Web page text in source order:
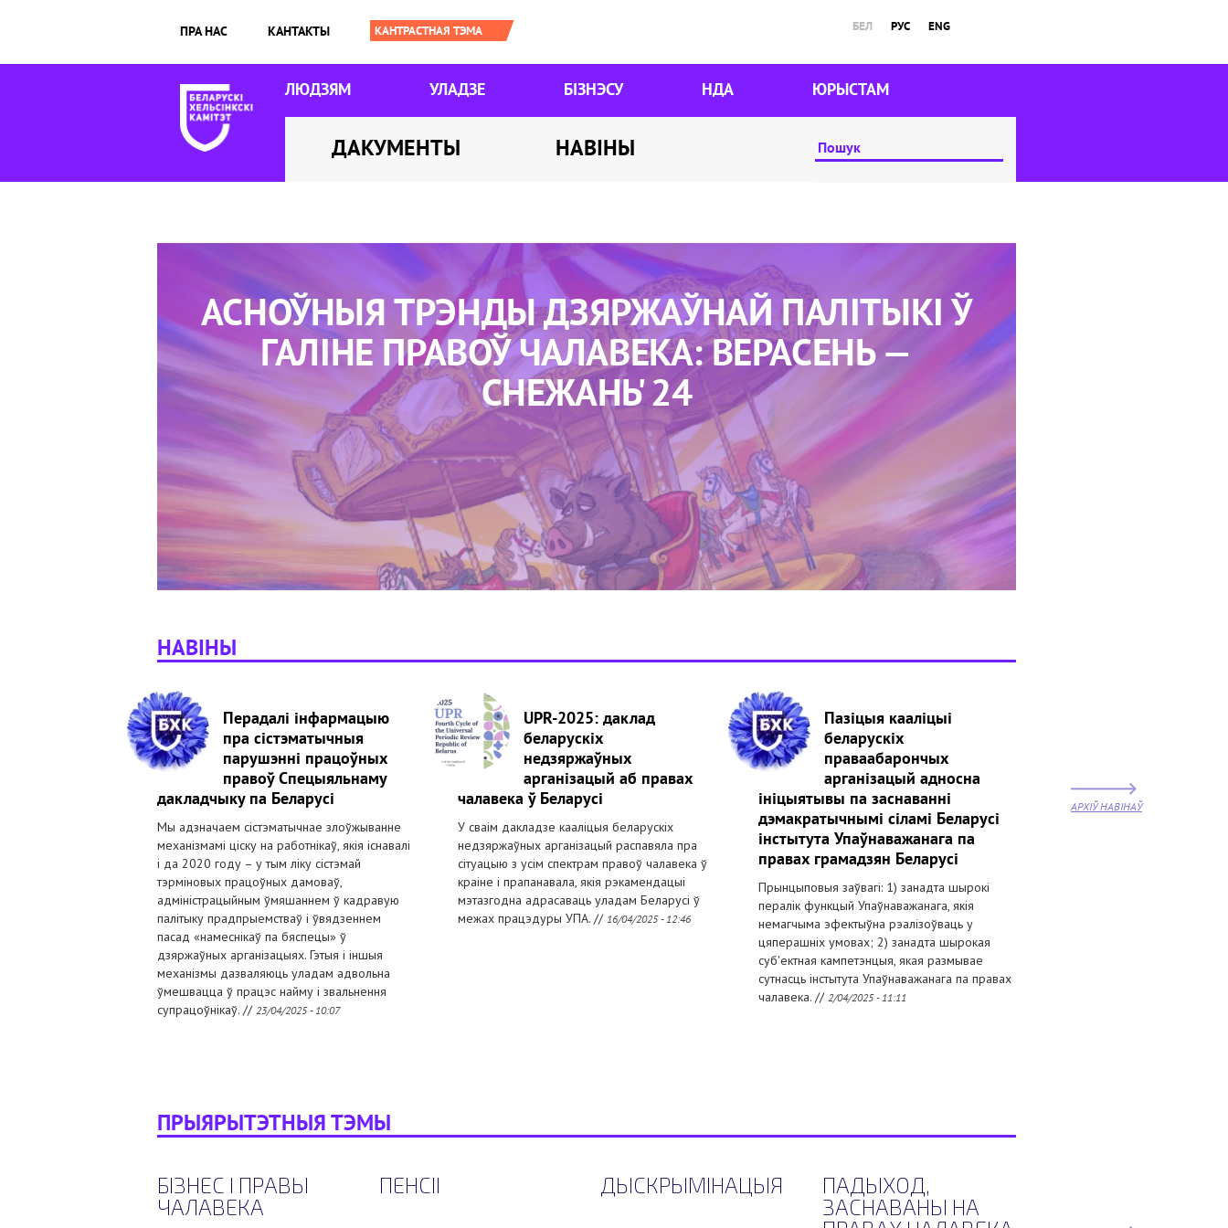
ПРА НАС КАНТАКТЫ БЕЛ РУС ENG
ЛЮДЗЯМ УЛАДЗЕ БІЗНЭСУ НДА ЮРЫСТАМ
ДАКУМЕНТЫ НАВІНЫ
АСНОЎНЫЯ ТРЭНДЫ ДЗЯРЖАЎНАЙ ПАЛІТЫКІ Ў
ГАЛІНЕ ПРАВОЎ ЧАЛАВЕКА: ВЕРАСЕНЬ —
СНЕЖАНЬ' 24
НАВІНЫ
Перадалі інфармацыю
пра сістэматычныя
парушэнні працоўных
правоў Спецыяльнаму
дакладчыку па Беларусі
Мы адзначаем сістэматычнае злоўжыванне
механізмамі ціску на работнікаў, якія існавалі
і да 2020 году – у тым ліку сістэмай
тэрміновых працоўных дамоваў,
адміністрацыйным ўмяшаннем ў кадравую
палітыку прадпрыемстваў і ўвядзеннем
пасад «намеснікаў па бяспецы» ў
дзяржаўных арганізацыях. Гэтыя і іншыя
механізмы дазваляюць уладам адвольна
ўмешвацца ў працэс найму і звальнення
супрацоўнікаў. // 23/04/2025 - 10:07
UPR-2025: даклад
беларускіх
недзяржаўных
арганізацый аб правах
чалавека ў Беларусі
У сваім дакладзе кааліцыя беларускіх
недзяржаўных арганізацый распавяла пра
сітуацыю з усім спектрам правоў чалавека ў
краіне і прапанавала, якія рэкамендацыі
мэтазгодна адрасаваць уладам Беларусі ў
межах працэдуры УПА. // 16/04/2025 - 12:46
Пазіцыя кааліцыі
беларускіх
праваабарончых
арганізацый адносна
ініцыятывы па заснаванні
дэмакратычнымі сіламі Беларусі
інстытута Упаўнаважанага па
правах грамадзян Беларусі
Прынцыповыя заўвагі: 1) занадта шырокі
пералік функцый Упаўнаважанага, якія
немагчыма эфектыўна рэалізоўваць у
цяперашніх умовах; 2) занадта шырокая
суб'ектная кампетэнцыя, якая размывае
сутнасць інстытута Упаўнаважанага па правах
чалавека. // 2/04/2025 - 11:11
АРХІЎ НАВІНАЎ
ПРЫЯРЫТЭТНЫЯ ТЭМЫ
БІЗНЕС І ПРАВЫ
ЧАЛАВЕКА
ПЕНСІІ ДЫСКРЫМІНАЦЫЯ
ПАДЫХОД,
ЗАСНАВАНЫ НА